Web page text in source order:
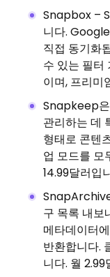
Snapbox –
니다.
직접 동기화
수 있는 필터
이며, 프리미
Snapkeep은
관리하는 데
형태로 콘텐
업 모드를 모
14.99달러입
구 목록 내
메타데이터
반환합니다.
니다. 월